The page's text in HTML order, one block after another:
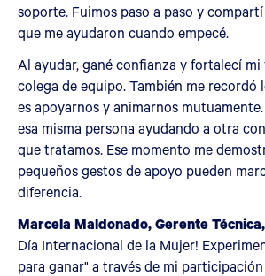
soporte. Fuimos paso a paso y
que me ayudaron cuando empecé.
Al ayudar, gané confianza y fortalecí
colega de equipo. También me
es apoyarnos y animarnos
esa misma persona ayudando a otra
que tratamos. Ese momento me
pequeños gestos de apoyo pueden
diferencia.
Marcela Maldonado, Gerente
Día Internacional de la Mujer!
para ganar" a través de mi